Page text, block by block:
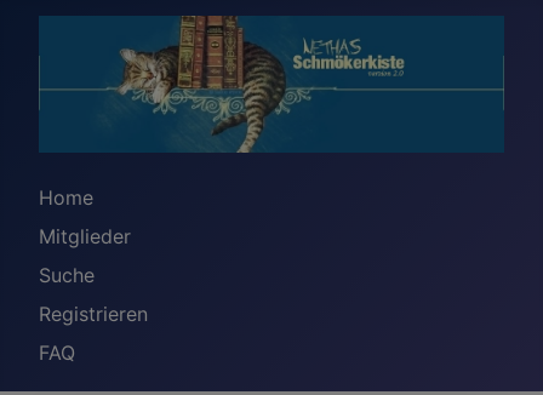
Home
Mitglieder
Suche
Registrieren
FAQ